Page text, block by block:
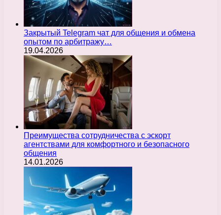
Закрытый Telegram чат для общения и обмена
опытом по арбитражу…
19.04.2026
Преимущества сотрудничества с эскорт
агентствами для комфортного и безопасного
общения
14.01.2026